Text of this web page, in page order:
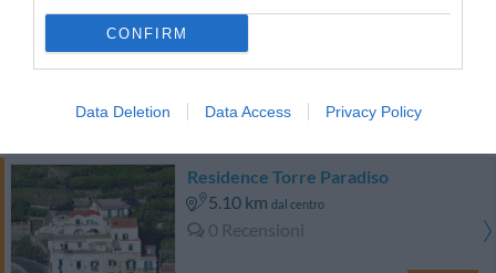
CONFIRM
Data Deletion Data Access Privacy Policy
Minihotel Iris
0 Recensioni
TARIFFE
Residence Torre Paradiso
5.10 km dal centro
0 Recensioni